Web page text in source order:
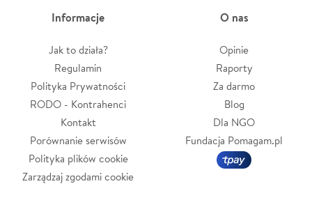
Informacje
Jak to działa?
Regulamin
Polityka Prywatności
RODO - Kontrahenci
Kontakt
Porównanie serwisów
Polityka plików cookie
Zarządzaj zgodami cookie
O nas
Opinie
Raporty
Za darmo
Blog
Dla NGO
Fundacja Pomagam.pl